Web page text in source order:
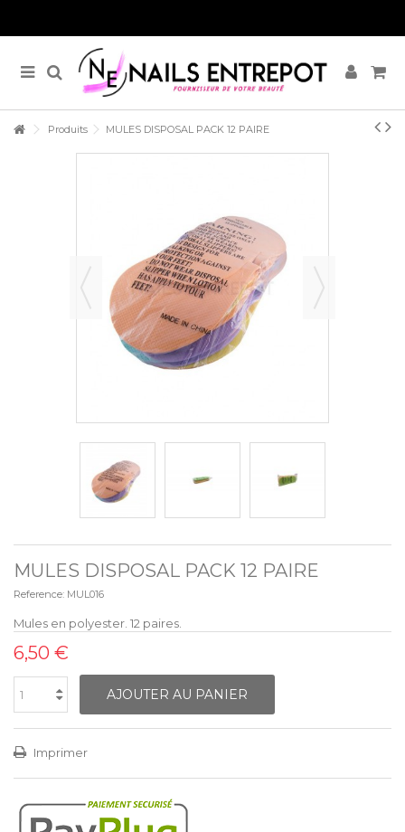
Produits MULES DISPOSAL PACK 12 PAIRE
MULES DISPOSAL PACK 12 PAIRE
Reference: MUL016
Mules en polyester. 12 paires.
6,50 €
AJOUTER AU PANIER
Imprimer